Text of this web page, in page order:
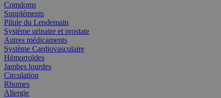
Comdoms
Suppléments
Pilule du Lendemain
Système urinaire et prostate
Autres médicaments
Système Cardiovasculaire
Hémorroïdes
Jambes lourdes
Circulation
Rhumes
Allergie